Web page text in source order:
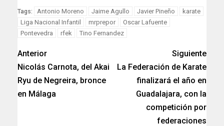
Tags: Antonio Moreno Jaime Agullo Javier Pineño
karate
Liga Nacional Infantil
mrprepor
Oscar Lafuente
Pontevedra
rfek Tino Fernandez
Anterior
Nicolás Carnota, del Akai
Ryu de Negreira, bronce
en Málaga
Siguiente
La Federación de Karate
finalizará el año en
Guadalajara, con la
competición por
federaciones